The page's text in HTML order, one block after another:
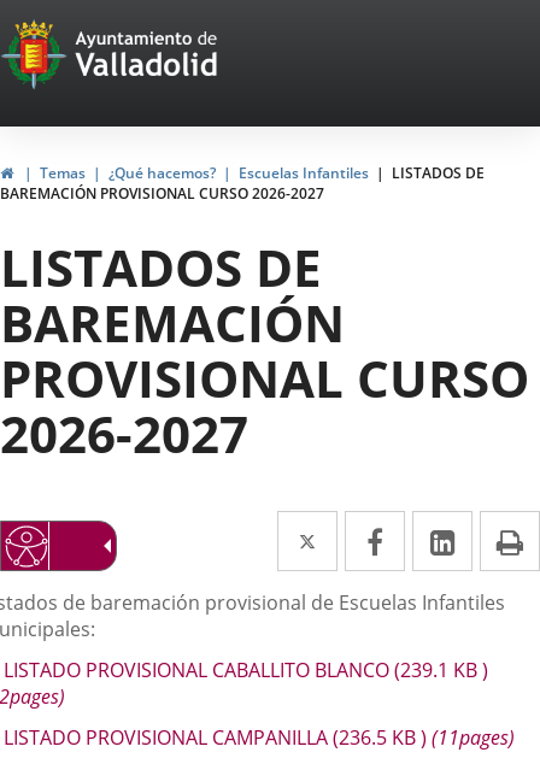
Portal
Web
del
Ayuntamiento
de
Valladolid
InicioTemas ¿Qué hacemos? Escuelas Infantiles
LISTADOS DE
BAREMACIÓN PROVISIONAL CURSO 2026-2027
LISTADOS DE
BAREMACIÓN
PROVISIONAL CURSO
2026-2027
Twitter
Enlace
a
una
aplicación
externa.
Facebook
Enlace
a
una
aplicación
externa.
Enlace
a
una
de baremación provisional de Escuelas Infantiles
LISTADO PROVISIONAL CABALLITO BLANCO(239.1 KB)
LISTADO PROVISIONAL CAMPANILLA(236.5 KB) (11pages)